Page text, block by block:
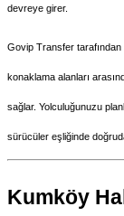
devreye girer.
Govip Transfer tarafından
konaklama alanları
sağlar. Yolculuğunuzu
sürücüler eşliğinde
Kumköy